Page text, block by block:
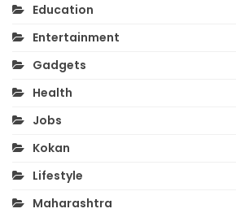
Education
Entertainment
Gadgets
Health
Jobs
Kokan
Lifestyle
Maharashtra